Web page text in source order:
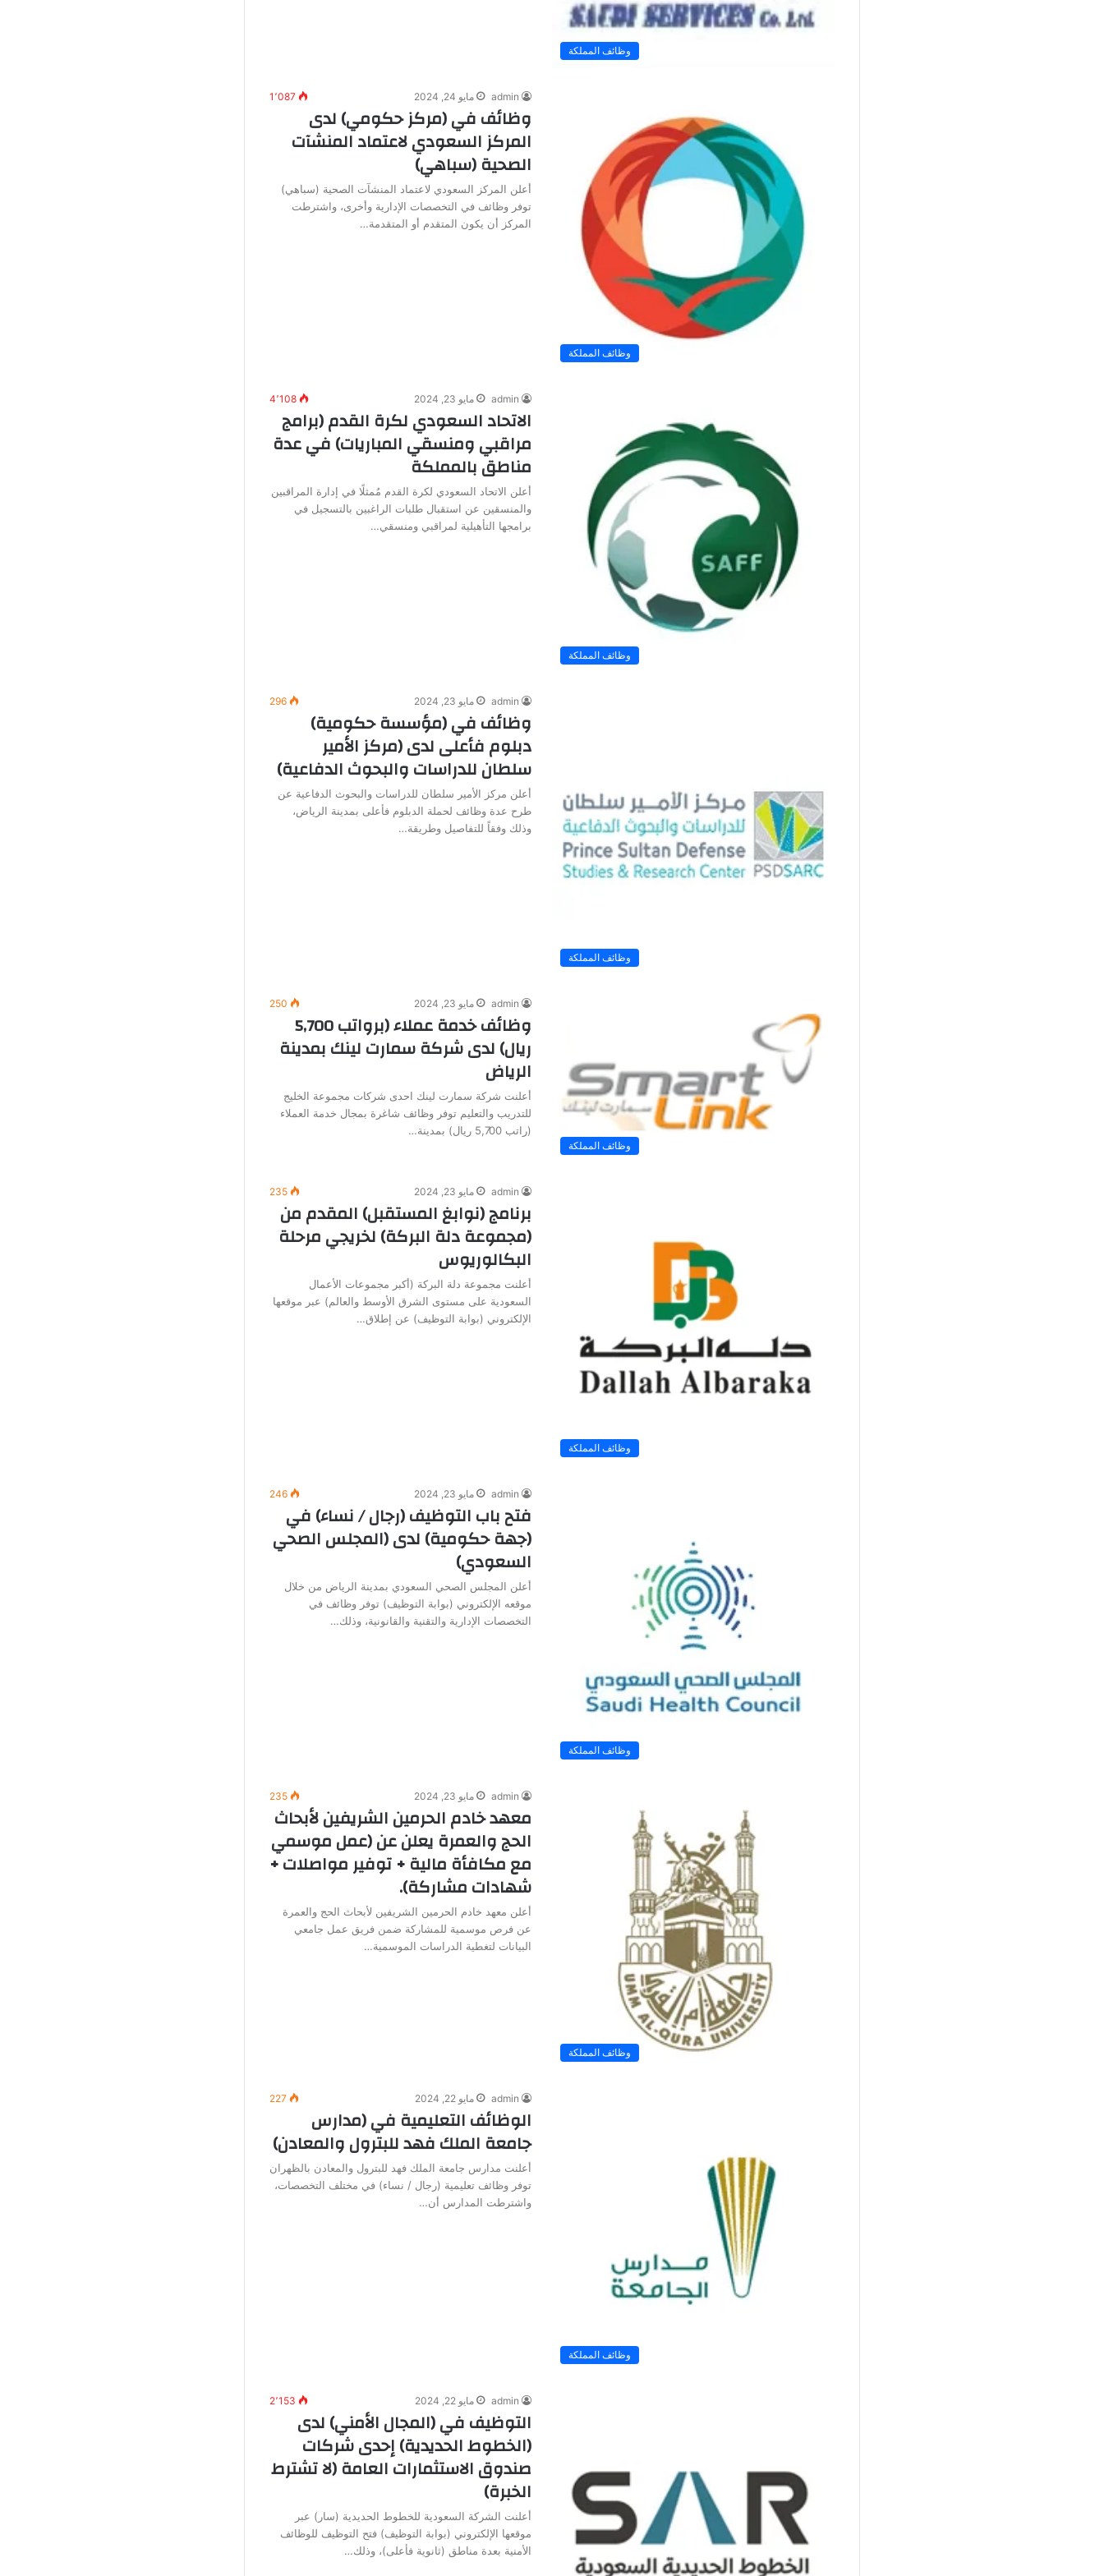
وظائف المملكة
وظائف المملكة
admin مايو 24, 2024 1٬087
وظائف في (مركز حكومي) لدى
المركز السعودي لاعتماد المنشآت
الصحية (سباهي)
أعلن المركز السعودي لاعتماد المنشآت الصحية (سباهي)
توفر وظائف في التخصصات الإدارية وأخرى، واشترطت
المركز أن يكون المتقدم أو المتقدمة…
وظائف المملكة
admin مايو 23, 2024 4٬108
الاتحاد السعودي لكرة القدم (برامج
مراقبي ومنسقي المباريات) في عدة
مناطق بالمملكة
أعلن الاتحاد السعودي لكرة القدم مُمثلًا في إدارة المراقبين
والمنسقين عن استقبال طلبات الراغبين بالتسجيل في
برامجها التأهيلية لمراقبي ومنسقي…
وظائف المملكة
admin مايو 23, 2024 296
وظائف في (مؤسسة حكومية)
دبلوم فأعلى لدى (مركز الأمير
سلطان للدراسات والبحوث الدفاعية)
أعلن مركز الأمير سلطان للدراسات والبحوث الدفاعية عن
طرح عدة وظائف لحملة الدبلوم فأعلى بمدينة الرياض،
وذلك وفقاً للتفاصيل وطريقة…
وظائف المملكة
admin مايو 23, 2024 250
وظائف خدمة عملاء (برواتب 5,700
ريال) لدى شركة سمارت لينك بمدينة
الرياض
أعلنت شركة سمارت لينك احدى شركات مجموعة الخليج
للتدريب والتعليم توفر وظائف شاغرة بمجال خدمة العملاء
(راتب 5,700 ريال) بمدينة…
وظائف المملكة
admin مايو 23, 2024 235
برنامج (نوابغ المستقبل) المقدم من
(مجموعة دلة البركة) لخريجي مرحلة
البكالوريوس
أعلنت مجموعة دلة البركة (أكبر مجموعات الأعمال
السعودية على مستوى الشرق الأوسط والعالم) عبر موقعها
الإلكتروني (بوابة التوظيف) عن إطلاق…
وظائف المملكة
admin مايو 23, 2024 246
فتح باب التوظيف (رجال / نساء) في
(جهة حكومية) لدى (المجلس الصحي
السعودي)
أعلن المجلس الصحي السعودي بمدينة الرياض من خلال
موقعه الإلكتروني (بوابة التوظيف) توفر وظائف في
التخصصات الإدارية والتقنية والقانونية، وذلك…
وظائف المملكة
admin مايو 23, 2024 235
معهد خادم الحرمين الشريفين لأبحاث
الحج والعمرة يعلن عن (عمل موسمي
مع مكافأة مالية + توفير مواصلات +
شهادات مشاركة).
أعلن معهد خادم الحرمين الشريفين لأبحاث الحج والعمرة
عن فرص موسمية للمشاركة ضمن فريق عمل جامعي
البيانات لتغطية الدراسات الموسمية…
وظائف المملكة
admin مايو 22, 2024 227
الوظائف التعليمية في (مدارس
جامعة الملك فهد للبترول والمعادن)
أعلنت مدارس جامعة الملك فهد للبترول والمعادن بالظهران
توفر وظائف تعليمية (رجال / نساء) في مختلف التخصصات،
واشترطت المدارس أن…
admin مايو 22, 2024 2٬153
التوظيف في (المجال الأمني) لدى
(الخطوط الحديدية) إحدى شركات
صندوق الاستثمارات العامة (لا تشترط
الخبرة)
أعلنت الشركة السعودية للخطوط الحديدية (سار) عبر
موقعها الإلكتروني (بوابة التوظيف) فتح التوظيف للوظائف
الأمنية بعدة مناطق (ثانوية فأعلى)، وذلك…